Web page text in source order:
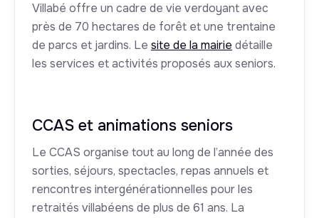
Villabé offre un cadre de vie verdoyant avec
près de 70 hectares de forêt et une trentaine
de parcs et jardins. Le site de la mairie détaille
les services et activités proposés aux seniors.
CCAS et animations seniors
Le CCAS organise tout au long de l’année des
sorties, séjours, spectacles, repas annuels et
rencontres intergénérationnelles pour les
retraités villabéens de plus de 61 ans. La